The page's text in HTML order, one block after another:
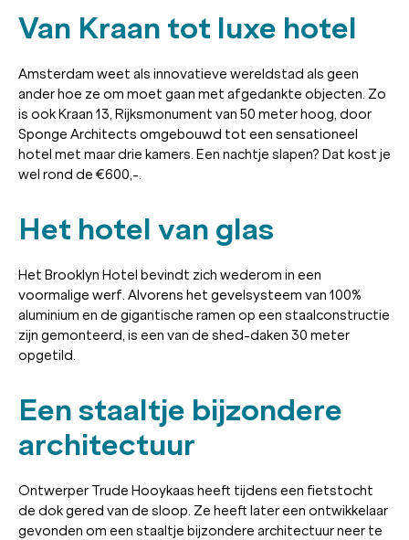
Van Kraan tot luxe hotel
Amsterdam weet als innovatieve wereldstad als geen
ander hoe ze om moet gaan met afgedankte objecten. Zo
is ook Kraan 13, Rijksmonument van 50 meter hoog, door
Sponge Architects omgebouwd tot een sensationeel
hotel met maar drie kamers. Een nachtje slapen? Dat kost je
wel rond de €600,-.
Het hotel van glas
Het Brooklyn Hotel bevindt zich wederom in een
voormalige werf. Alvorens het gevelsysteem van 100%
aluminium en de gigantische ramen op een staalconstructie
zijn gemonteerd, is een van de shed-daken 30 meter
opgetild.
Een staaltje bijzondere
architectuur
Ontwerper Trude Hooykaas heeft tijdens een fietstocht
de dok gered van de sloop. Ze heeft later een ontwikkelaar
gevonden om een staaltje bijzondere architectuur neer te